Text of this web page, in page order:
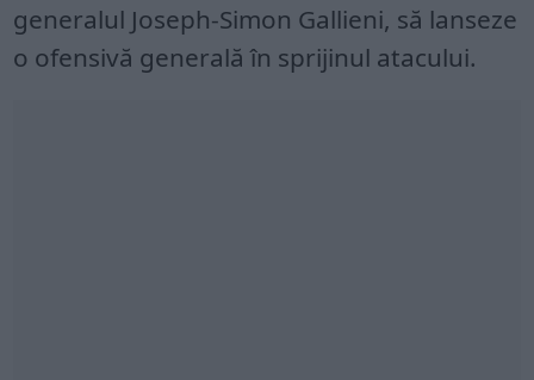
generalul Joseph-Simon Gallieni, să lanseze
o ofensivă generală în sprijinul atacului.